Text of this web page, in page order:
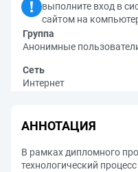
выполните вход в
сайтом на
Группа
Анонимные
Сеть
Интернет
АННОТАЦИЯ
В рамках дипломного
технологический